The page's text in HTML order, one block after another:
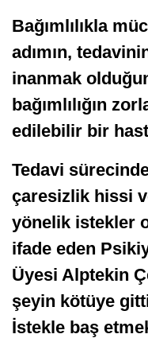
Bağımlılıkla
adımın,
inanmak
bağımlılığın
edilebilir bir
Tedavi
çaresizlik hissi
yönelik istekler
ifade eden
Üyesi Alptekin
şeyin kötüye
İstekle baş